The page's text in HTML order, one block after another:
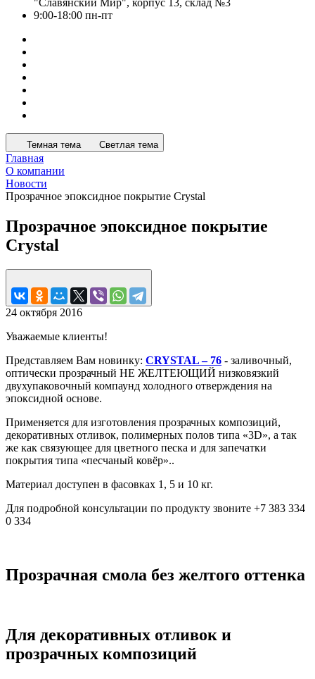
"Славянский Мир", корпус 13, склад №3
9:00-18:00 пн-пт
Темная тема Светлая тема
Главная
О компании
Новости
Прозрачное эпоксидное покрытие Crystal
Прозрачное эпоксидное покрытие
Crystal
24 октября 2016
Уважаемые клиенты!
Представляем Вам новинку: CRYSTAL – 76 - заливочный,
оптически прозрачный НЕ ЖЕЛТЕЮЩИЙ низковязкий
двухупаковочный компаунд холодного отверждения на
эпоксидной основе.
Применяется для изготовления прозрачных композиций,
декоративных отливок, полимерных полов типа «3D», а так
же как связующее для цветного песка и для запечатки
покрытия типа «песчаный ковёр»..
Материал доступен в фасовках 1, 5 и 10 кг.
Для подробной консультации по продукту звоните +7 383 334
0 334
Прозрачная смола без желтого оттенка
Для декоративных отливок и
прозрачных композиций